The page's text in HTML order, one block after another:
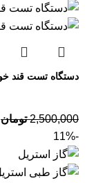
دستگاه تست قند
2,500,000 تومان
-11%